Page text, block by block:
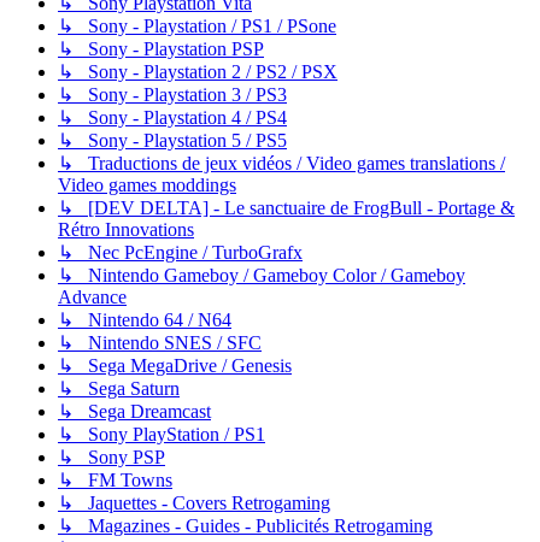
↳ Sony - Playstation / PS1 / PSone
↳ Sony - Playstation PSP
↳ Sony - Playstation 2 / PS2 / PSX
↳ Sony - Playstation 3 / PS3
↳ Sony - Playstation 4 / PS4
↳ Sony - Playstation 5 / PS5
↳ Traductions de jeux vidéos / Video games translations /
Video games moddings
↳ [DEV DELTA] - Le sanctuaire de FrogBull - Portage &
Rétro Innovations
↳ Nec PcEngine / TurboGrafx
↳ Nintendo Gameboy / Gameboy Color / Gameboy
Advance
↳ Nintendo 64 / N64
↳ Nintendo SNES / SFC
↳ Sega MegaDrive / Genesis
↳ Sega Saturn
↳ Sega Dreamcast
↳ Sony PlayStation / PS1
↳ Sony PSP
↳ FM Towns
↳ Jaquettes - Covers Retrogaming
↳ Magazines - Guides - Publicités Retrogaming